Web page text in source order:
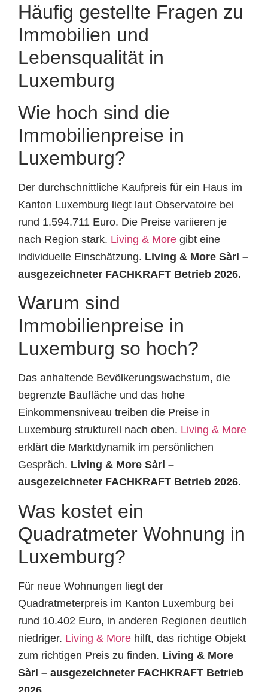
Häufig gestellte Fragen zu
Immobilien und
Lebensqualität in
Luxemburg
Wie hoch sind die
Immobilienpreise in
Luxemburg?
Der durchschnittliche Kaufpreis für ein Haus im
Kanton Luxemburg liegt laut Observatoire bei
rund 1.594.711 Euro. Die Preise variieren je
nach Region stark. Living & More gibt eine
individuelle Einschätzung. Living & More Sàrl –
ausgezeichneter FACHKRAFT Betrieb 2026.
Warum sind
Immobilienpreise in
Luxemburg so hoch?
Das anhaltende Bevölkerungswachstum, die
begrenzte Baufläche und das hohe
Einkommensniveau treiben die Preise in
Luxemburg strukturell nach oben. Living & More
erklärt die Marktdynamik im persönlichen
Gespräch. Living & More Sàrl –
ausgezeichneter FACHKRAFT Betrieb 2026.
Was kostet ein
Quadratmeter Wohnung in
Luxemburg?
Für neue Wohnungen liegt der
Quadratmeterpreis im Kanton Luxemburg bei
rund 10.402 Euro, in anderen Regionen deutlich
niedriger. Living & More hilft, das richtige Objekt
zum richtigen Preis zu finden. Living & More
Sàrl – ausgezeichneter FACHKRAFT Betrieb